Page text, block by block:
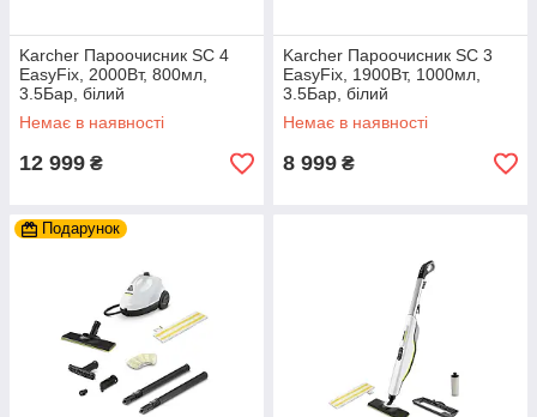
Karcher Пароочисник SC 4
EasyFix, 2000Вт, 800мл,
3.5Бар, білий
Немає в наявності
12 999 ₴
Karcher Пароочисник SC 3
EasyFix, 1900Вт, 1000мл,
3.5Бар, білий
Немає в наявності
8 999 ₴
Подарунок